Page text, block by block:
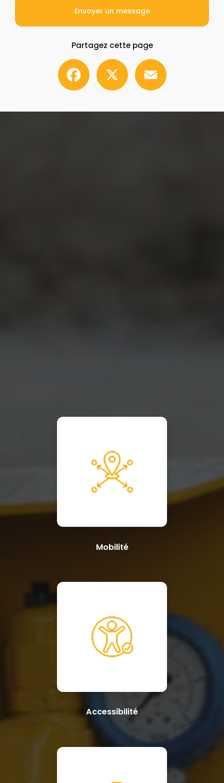
Envoyer un message
Partagez cette page
Facebook
Mobilité
Accessibilité